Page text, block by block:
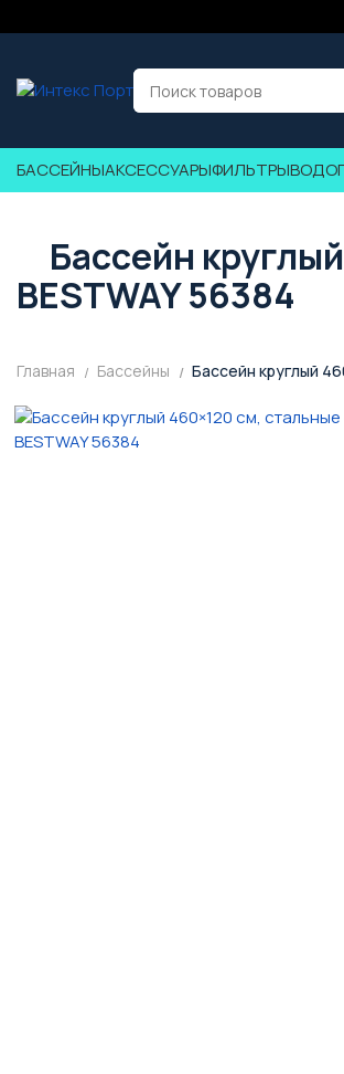
БАССЕЙНЫАКСЕССУАРЫФИЛЬТРЫ
Бассейн
BESTWAY 56384
Главная Бассейны Бассейн круглый